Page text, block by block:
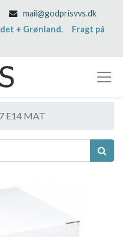
mail@godprisvvs.dk
+ Grønland. Fragt på
E14 MAT